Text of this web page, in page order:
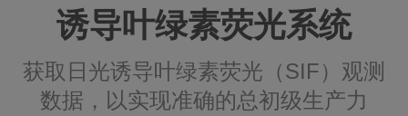
诱导叶绿素荧光系统
获取日光诱导叶绿素荧光（SIF）观测
数据，以实现准确的总初级生产力